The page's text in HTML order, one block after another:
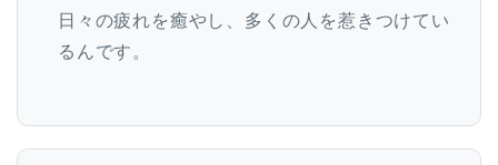
日々の疲れを癒やし、多くの人を惹きつけてい
るんです。